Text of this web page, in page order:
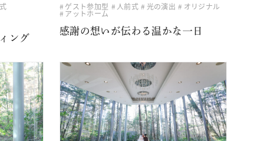
ング
ゲスト参加型
人前式 光の演出 オリジナル
アットホーム
感謝の想いが伝わる温かな一日